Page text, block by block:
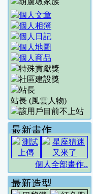
站長 (風雲人物)
最新畫作
個人全部畫作..
最新造型